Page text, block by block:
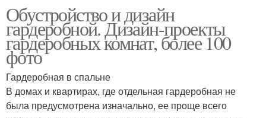
Обустройство и дизайн
гардеробной. Дизайн-проекты
гардеробных комнат, более 100
фото
Гардеробная в спальне
В домах и квартирах, где отдельная гардеробная не
была предусмотрена изначально, ее проще всего